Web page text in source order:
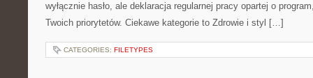
wyłącznie hasło, ale deklaracja regularnej pracy opartej o
Twoich priorytetów. Ciekawe kategorie to Zdrowie i styl […]
CATEGORIES: FILETYPES